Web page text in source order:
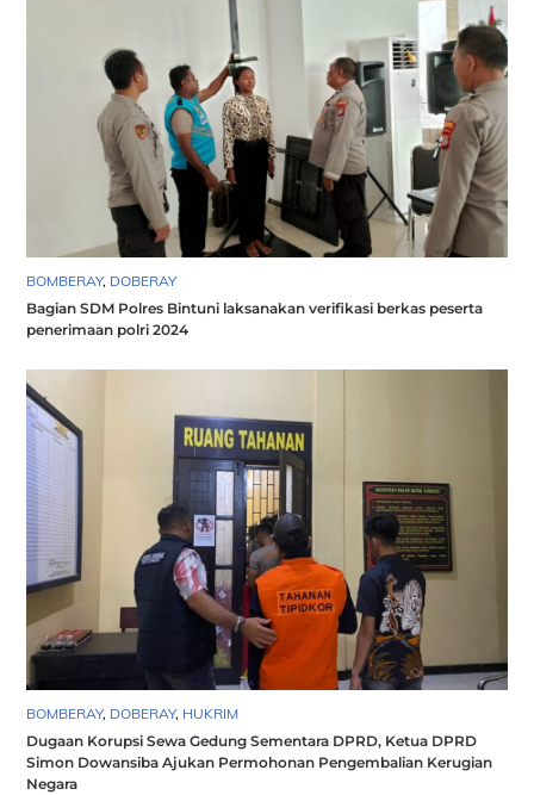
BOMBERAY, DOBERAY
Bagian SDM Polres Bintuni laksanakan verifikasi berkas peserta
penerimaan polri 2024
BOMBERAY, DOBERAY, HUKRIM
Dugaan Korupsi Sewa Gedung Sementara DPRD, Ketua DPRD
Simon Dowansiba Ajukan Permohonan Pengembalian Kerugian
Negara